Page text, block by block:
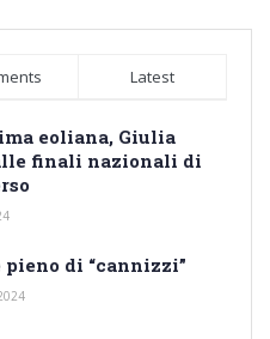
Latest
eoliana, Giulia
finali nazionali di
pieno di “cannizzi”